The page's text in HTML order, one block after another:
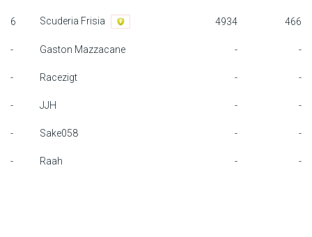
6 Scuderia Frisia 4934 466
- Gaston Mazzacane - -
- Racezigt - -
- JJH - -
- Sake058 - -
- Raah - -